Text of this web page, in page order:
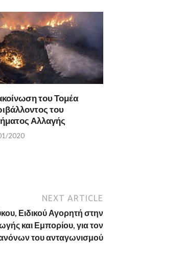
του Τομέα
του
Αλλαγής
2020
NEXT ARTICLE
Ειδικού Αγορητή στην
και Εμπορίου, για τον
του ανταγωνισμού